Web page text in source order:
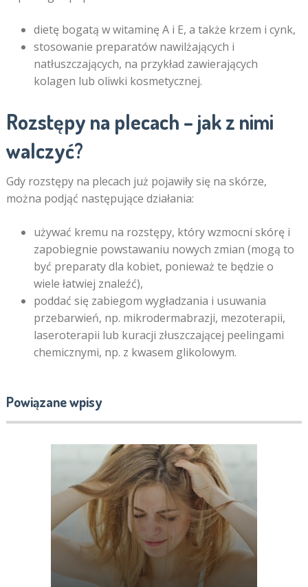
dietę bogatą w witaminę A i E, a także krzem i cynk,
stosowanie preparatów nawilżających i
natłuszczających, na przykład zawierających
kolagen lub oliwki kosmetycznej.
Rozstępy na plecach – jak z nimi
walczyć?
Gdy rozstępy na plecach już pojawiły się na skórze,
można podjąć następujące działania:
używać kremu na rozstępy, który wzmocni skórę i
zapobiegnie powstawaniu nowych zmian (mogą to
być preparaty dla kobiet, ponieważ te będzie o
wiele łatwiej znaleźć),
poddać się zabiegom wygładzania i usuwania
przebarwień, np. mikrodermabrazji, mezoterapii,
laseroterapii lub kuracji złuszczającej peelingami
chemicznymi, np. z kwasem glikolowym.
Powiązane wpisy